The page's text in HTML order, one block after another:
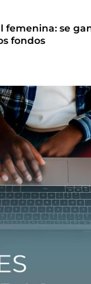
femenina: se
fondos